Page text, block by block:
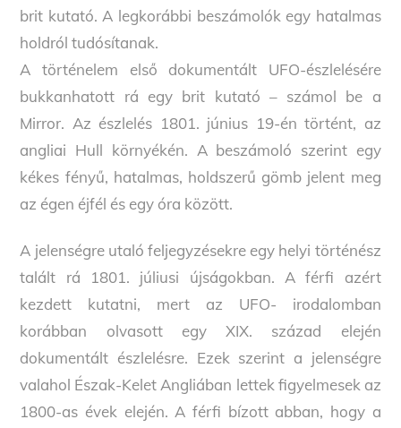
brit kutató. A legkorábbi beszámolók egy hatalmas
holdról tudósítanak.
A történelem első dokumentált UFO-észlelésére
bukkanhatott rá egy brit kutató – számol be a
Mirror. Az észlelés 1801. június 19-én történt, az
angliai Hull környékén. A beszámoló szerint egy
kékes fényű, hatalmas, holdszerű gömb jelent meg
az égen éjfél és egy óra között.
A jelenségre utaló feljegyzésekre egy helyi történész
talált rá 1801. júliusi újságokban. A férfi azért
kezdett kutatni, mert az UFO- irodalomban
korábban olvasott egy XIX. század elején
dokumentált észlelésre. Ezek szerint a jelenségre
valahol Észak-Kelet Angliában lettek figyelmesek az
1800-as évek elején. A férfi bízott abban, hogy a